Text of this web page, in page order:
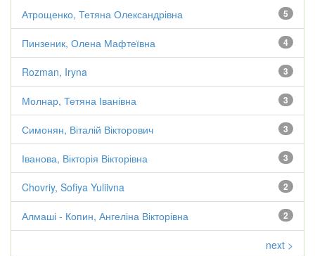
5
Атрощенко, Тетяна Олександрівна
4
Пинзеник, Олена Мафтеївна
3
Rozman, Iryna
3
Молнар, Тетяна Іванівна
3
Симонян, Віталій Вікторович
3
Іванова, Вікторія Вікторівна
2
Chovriy, Sofiya Yuliivna
2
Алмаші - Копин, Ангеліна Вікторівна
next >